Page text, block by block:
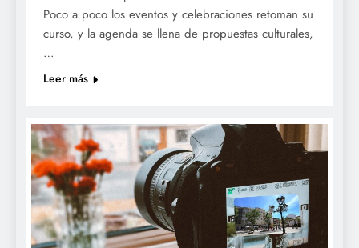
Poco a poco los eventos y celebraciones retoman su
curso, y la agenda se llena de propuestas culturales,
…
Leer más